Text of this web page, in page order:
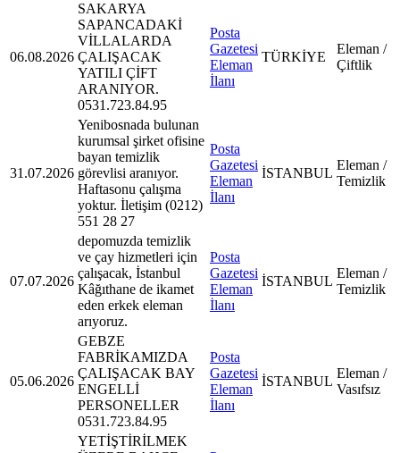
06.08.2026
SAKARYA
SAPANCADAKİ
VİLLALARDA
ÇALIŞACAK
YATILI ÇİFT
ARANIYOR.
0531.723.84.95
Posta
Gazetesi
Eleman
İlanı
TÜRKİYE
Eleman /
Çiftlik
31.07.2026
Yenibosnada bulunan
kurumsal şirket ofisine
bayan temizlik
görevlisi aranıyor.
Haftasonu çalışma
yoktur. İletişim (0212)
551 28 27
Posta
Gazetesi
Eleman
İlanı
İSTANBUL
Eleman /
Temizlik
07.07.2026
depomuzda temizlik
ve çay hizmetleri için
çalışacak, İstanbul
Kâğıthane de ikamet
eden erkek eleman
arıyoruz.
Posta
Gazetesi
Eleman
İlanı
İSTANBUL
Eleman /
Temizlik
05.06.2026
GEBZE
FABRİKAMIZDA
ÇALIŞACAK BAY
ENGELLİ
PERSONELLER
0531.723.84.95
Posta
Gazetesi
Eleman
İlanı
İSTANBUL
Eleman /
Vasıfsız
YETİŞTİRİLMEK